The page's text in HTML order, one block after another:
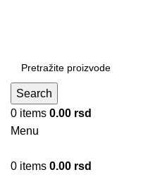
Search
0 items 0.00 rsd
Menu
0 items 0.00 rsd